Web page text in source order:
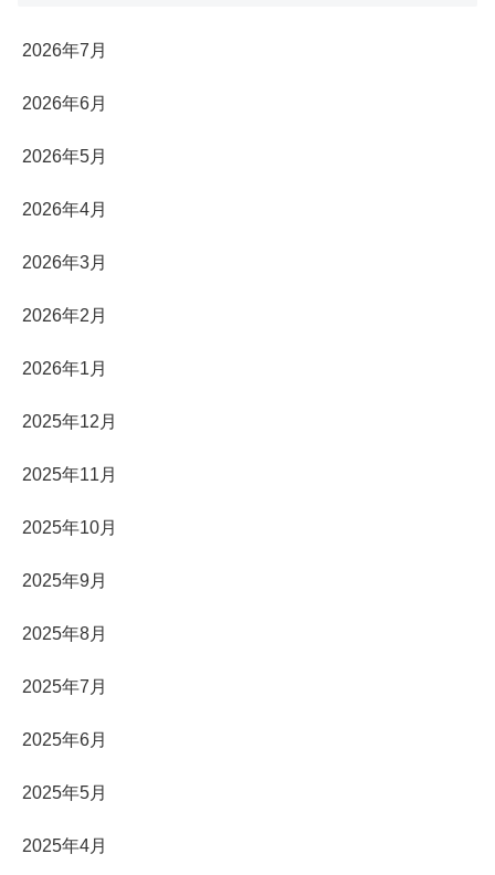
2026年7月
2026年6月
2026年5月
2026年4月
2026年3月
2026年2月
2026年1月
2025年12月
2025年11月
2025年10月
2025年9月
2025年8月
2025年7月
2025年6月
2025年5月
2025年4月